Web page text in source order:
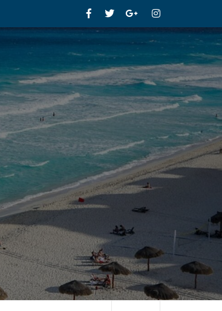
FacebookTwitterGoogle+Instagram